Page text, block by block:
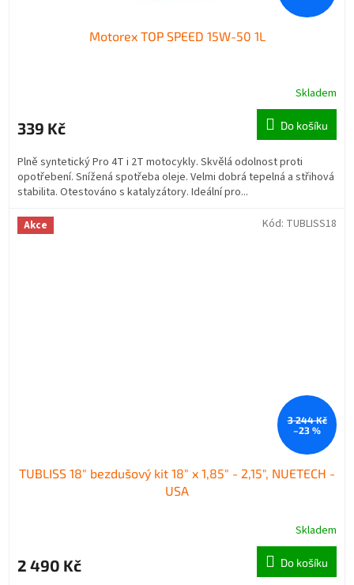
Motorex TOP SPEED 15W-50 1L
Skladem
339 Kč Do košíku
Plně syntetický Pro 4T i 2T motocykly. Skvělá odolnost proti
opotřebení. Snížená spotřeba oleje. Velmi dobrá tepelná a střihová
stabilita. Otestováno s katalyzátory. Ideální pro...
Akce
3 244 Kč
–23 %
TUBLISS 18" bezdušový kit 18" x 1,85" - 2,15", NUETECH -
USA
Skladem
2 490 Kč Do košíku
Kód: TUBLISS18